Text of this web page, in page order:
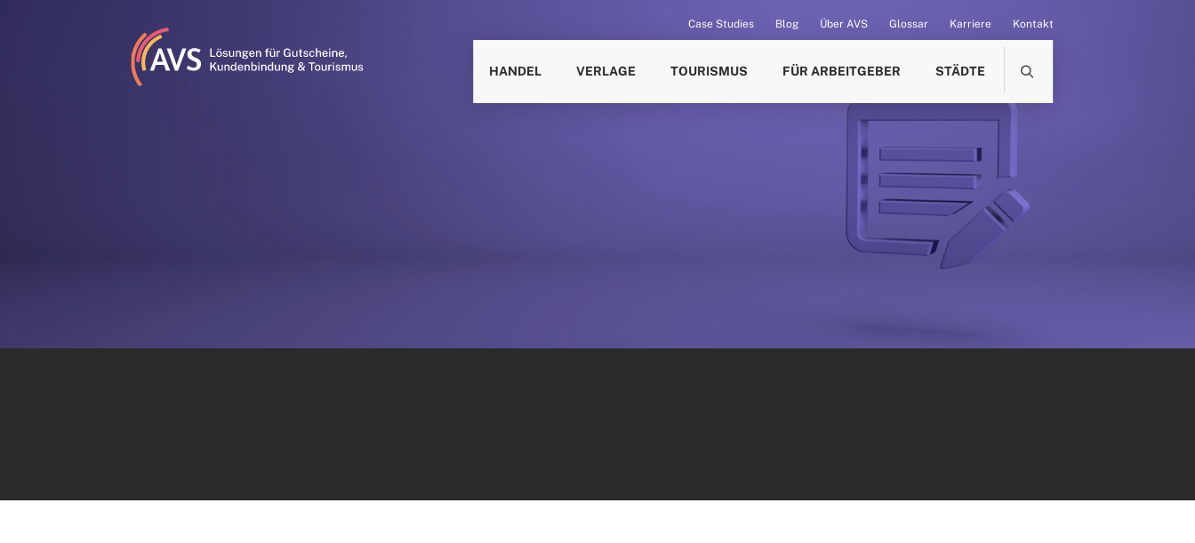
Case Studies Blog Über AVS Glossar Karriere Kontakt
HANDEL VERLAGE TOURISMUS FÜR ARBEITGEBER STÄDTE